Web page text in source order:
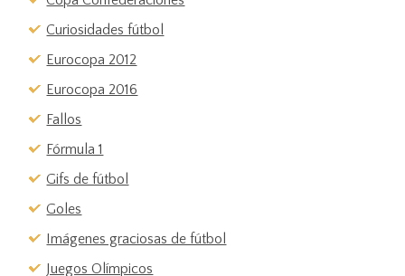
Curiosidades fútbol
Eurocopa 2012
Eurocopa 2016
Fallos
Fórmula 1
Gifs de fútbol
Goles
Imágenes graciosas de fútbol
Juegos Olímpicos